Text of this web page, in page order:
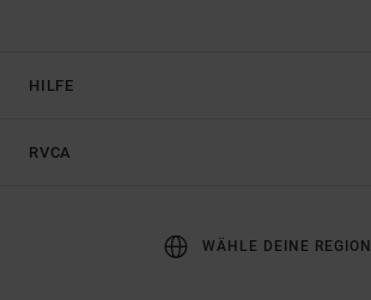
HILFE
RVCA
WÄHLE DEINE REGION